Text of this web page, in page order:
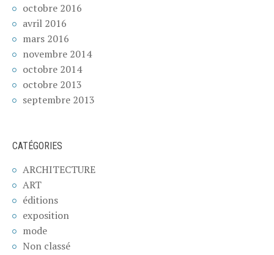
octobre 2016
avril 2016
mars 2016
novembre 2014
octobre 2014
octobre 2013
septembre 2013
CATÉGORIES
ARCHITECTURE
ART
éditions
exposition
mode
Non classé